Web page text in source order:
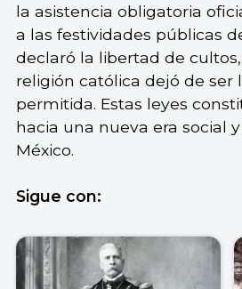
la asistencia obligatoria
a las festividades públicas
declaró la libertad de
religión católica dejó de ser
permitida. Estas leyes
hacia una nueva era social
México.
Sigue con: